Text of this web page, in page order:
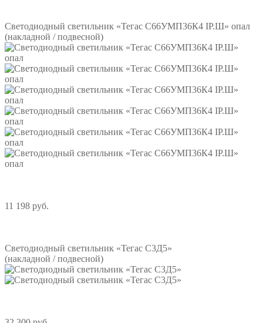
Светодиодный светильник «Тегас С66УМП36К4 IP.Ш» опал
(накладной / подвесной)
11 198 руб.
Светодиодный светильник «Тегас С3Д5»
(накладной / подвесной)